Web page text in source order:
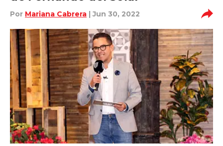
Por Mariana Cabrera | Jun 30, 2022